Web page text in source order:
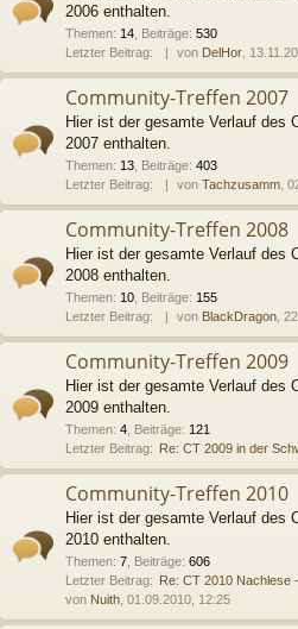
2006 enthalten.
Themen: 14 Beiträge: 530
Letzter Beitrag:
von DelHor ,
Community-Treffen 2007
Hier ist der gesamte Verlauf des
2007 enthalten.
Themen: 13 Beiträge: 403
Letzter Beitrag:
von Tachzusamm ,
Community-Treffen 2008
Hier ist der gesamte Verlauf des
2008 enthalten.
Themen: 10 Beiträge: 155
Letzter Beitrag:
von BlackDragon ,
Community-Treffen 2009
Hier ist der gesamte Verlauf des
2009 enthalten.
Themen: 4 Beiträge: 121
Letzter Beitrag: Re: CT 2009 in der
Community-Treffen 2010
Hier ist der gesamte Verlauf des
2010 enthalten.
Themen: 7 Beiträge: 606
Letzter Beitrag: Re: CT 2010 Nachlese
von Nuith , 01.09.2010, 12:25